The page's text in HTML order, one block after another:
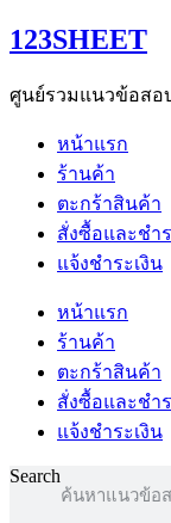
Skip
to
123SHEET
ศูนย์รวมแนวข้อสอ
หน้าแรก
ร้านค้า
ตะกร้าสินค้า
สั่งซื้อและชำ
แจ้งชำระเงิน
หน้าแรก
ร้านค้า
ตะกร้าสินค้า
สั่งซื้อและชำ
แจ้งชำระเงิน
Search